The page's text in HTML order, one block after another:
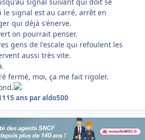
le signal est au carré, arrêt en
qui déjà s'énerve.
on pourrait penser.
gens de l'escale qui refoulent les
aussi très vite.
fermé, moi, ça me fait rigoler.
15 ans par aldo500